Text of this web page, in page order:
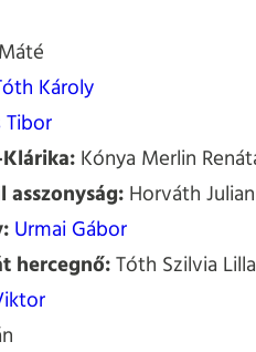
Károly
Tibor
Kónya Merlin
asszonyság:Horváth
Urmai Gábor
hercegnő:Tóth Szilvia Lilla